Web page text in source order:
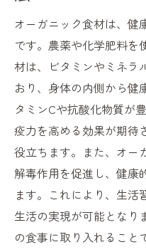
自然の恵みを
オーガニック自宅
る可能性
地域を超えて広
ーク
サステナブル
未来を見据え
新しいライフ
ック
配送システム
オーガニック食材は、健
です。農薬や化学肥料を
材は、ビタミンやミネラ
おり、身体の内側から健
タミンCや抗酸化物質が
疫力を高める効果が期待
役立ちます。また、オー
解毒作用を促進し、健康
ます。これにより、生活
生活の実現が可能となり
の食事に取り入れること